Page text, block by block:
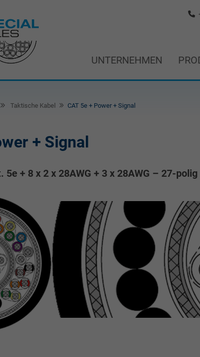
UNTERNEHMEN
Taktische Kabel CAT 5e + Power + Signal
+ Signal
5e + 8 x 2 x 28AWG + 3 x 28AWG – 27-polig